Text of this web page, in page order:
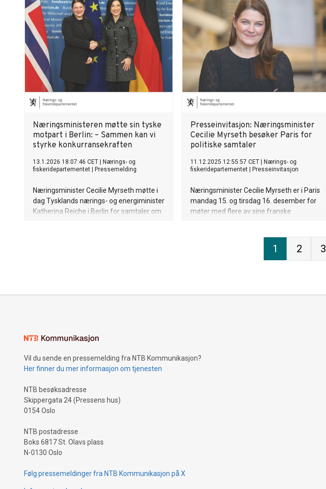
investeringer. Et tettere
handelssamarbeid vil være bra for begge
land, sier næringsminister Cecilie Myrseth.
Næringsministeren møtte sin tyske
motpart i Berlin: – Sammen kan vi
styrke konkurransekraften
13.1.2026 18:07:46 CET
Nærings- og
fiskeridepartementet
Pressemelding
Næringsminister Cecilie Myrseth møtte i
dag Tysklands nærings- og energiminister
Katherina Reiche i Berlin for samtaler om
Presseinvitasjon: Næringsminister
Cecilie Myrseth besøker Paris for
politiske samtaler
11.12.2025 12:55:57 CET
Nærings- og
fiskeridepartementet
Presseinvitasjon
Næringsminister Cecilie Myrseth er i Paris
mandag 15. og tirsdag 16. desember for
møter med flere av sine franske
turisme og europeisk konkurransekraft.
1 2 3
Vil du sende en pressemelding fra NTB Kommunikasjon?
Her finner du mer informasjon om tjenesten
NTB besøksadresse
Skippergata 24 (Pressens hus)
0154 Oslo
NTB postadresse
Boks 6817 St. Olavs plass
N-0130 Oslo
Følg pressemeldinger fra NTB Kommunikasjon på X